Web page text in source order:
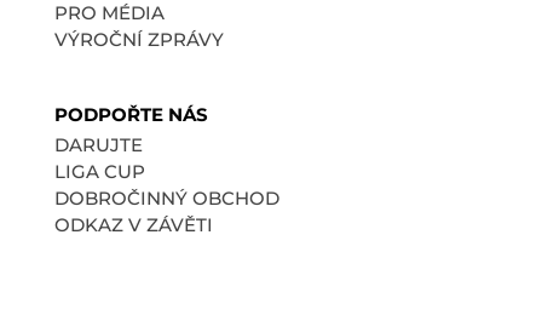
PRO MÉDIA
VÝROČNÍ ZPRÁVY
PODPOŘTE NÁS
DARUJTE
LIGA CUP
DOBROČINNÝ OBCHOD
ODKAZ V ZÁVĚTI